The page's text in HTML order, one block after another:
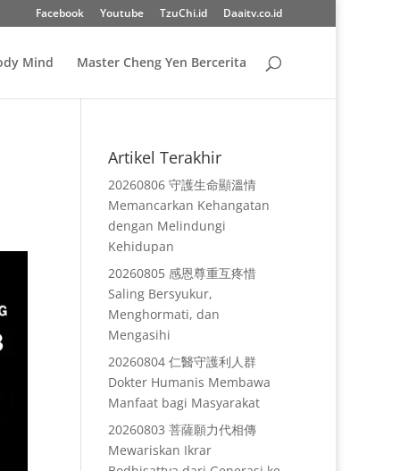
Facebook Youtube TzuChi.id Daaitv.co.id
Mind Master Cheng Yen Bercerita
Artikel Terakhir
20260806 守護生命顯溫情
Memancarkan Kehangatan
dengan Melindungi
Kehidupan
20260805 感恩尊重互疼惜
Saling Bersyukur,
Menghormati, dan
Mengasihi
20260804 仁醫守護利人群
Dokter Humanis Membawa
Manfaat bagi Masyarakat
20260803 菩薩願力代相傳
Mewariskan Ikrar